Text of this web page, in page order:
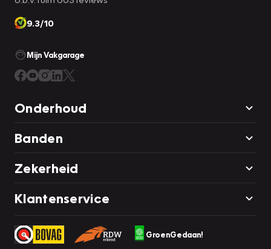
9.3/10
Mijn Vakgarage
Onderhoud
Banden
Zekerheid
Klantenservice
GroenGedaan!